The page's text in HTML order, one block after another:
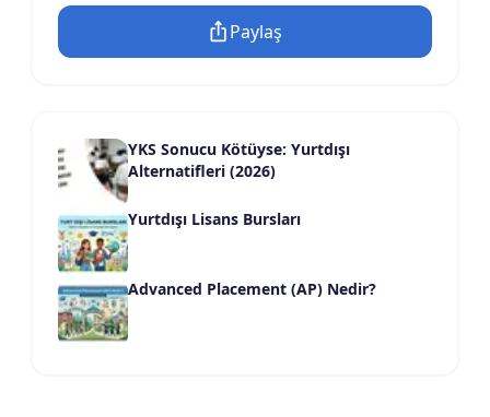
Paylaş
YKS Sonucu Kötüyse: Yurtdışı
Alternatifleri (2026)
Yurtdışı Lisans Bursları
Advanced Placement (AP) Nedir?